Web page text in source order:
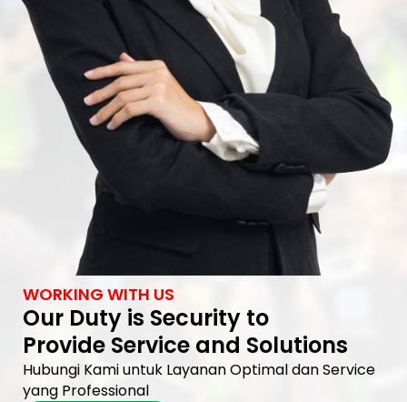
WORKING WITH US
Our Duty is Security to
Provide Service and Solutions
Hubungi Kami untuk Layanan Optimal dan Service
yang Professional